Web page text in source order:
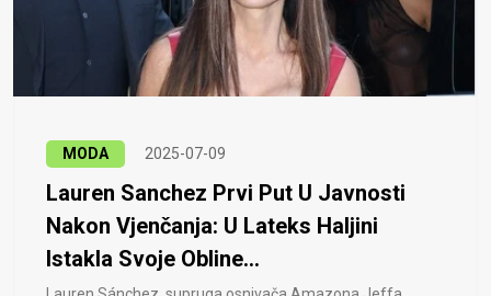
MODA 2025-07-09
Lauren Sanchez Prvi Put U Javnosti
Nakon Vjenčanja: U Lateks Haljini
Istakla Svoje Obline...